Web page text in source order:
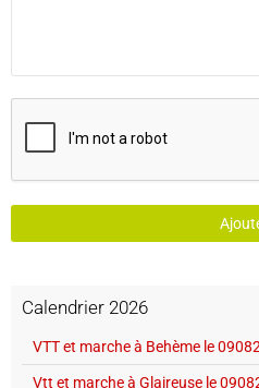
Calendrier 2026
VTT et marche à Behème le
Vtt et marche à Glaireuse le